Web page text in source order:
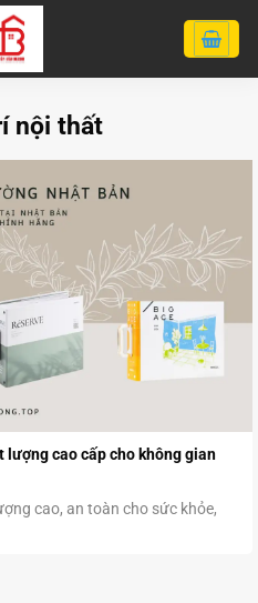
nội thất
lượng cao cấp cho không gian
cao, an toàn cho sức khỏe,